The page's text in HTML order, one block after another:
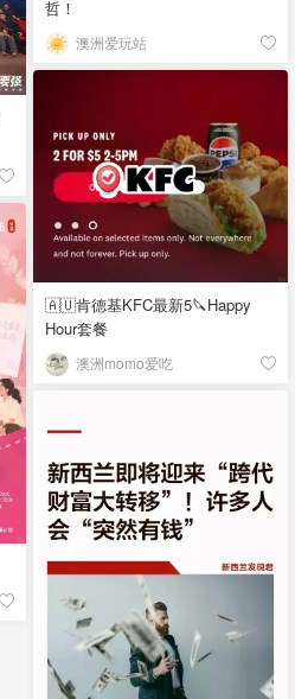
哲！
澳洲爱玩站
🇦🇺肯德基KFC最新5🔪Happy
Hour套餐
澳洲momo爱吃